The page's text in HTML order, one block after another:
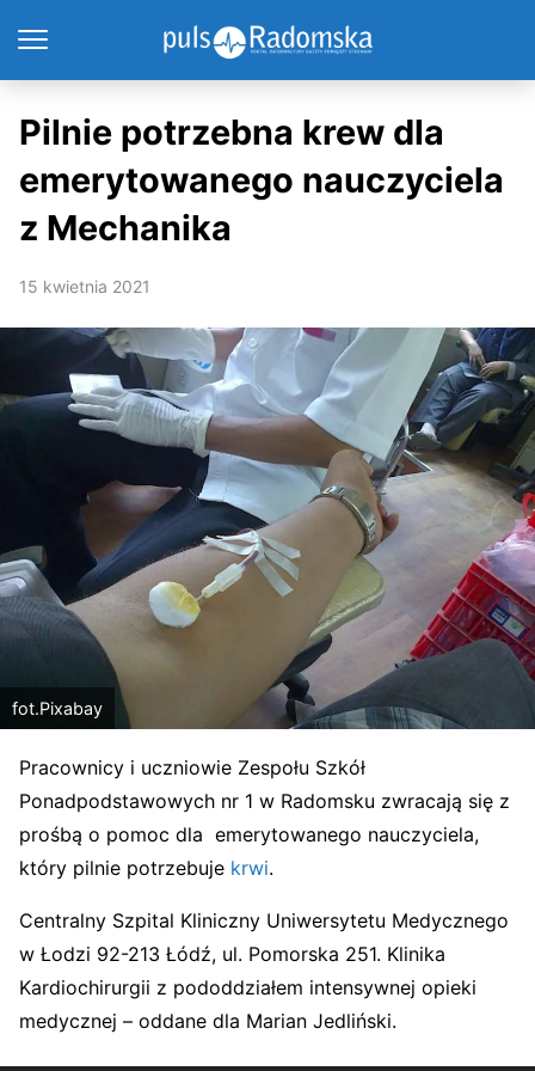
Pilnie potrzebna krew dla
emerytowanego nauczyciela
z Mechanika
15 kwietnia 2021
fot.Pixabay
Pracownicy i uczniowie Zespołu Szkół
Ponadpodstawowych nr 1 w Radomsku zwracają się z
prośbą o pomoc dla emerytowanego nauczyciela,
który pilnie potrzebuje krwi.
Centralny Szpital Kliniczny Uniwersytetu Medycznego
w Łodzi 92-213 Łódź, ul. Pomorska 251. Klinika
Kardiochirurgii z pododdziałem intensywnej opieki
medycznej – oddane dla Marian Jedliński.